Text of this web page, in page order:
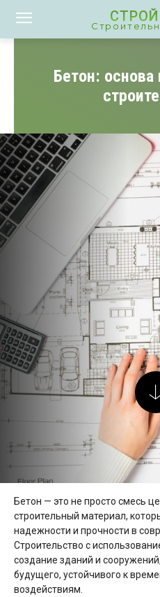
Бетон:
Бетон — это не просто смесь
строительный материал,
надежности и прочности в
Строительство с
создание зданий и
будущего, устойчивого к
воздействиям.